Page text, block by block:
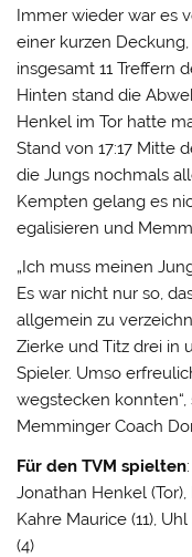
Immer wieder war es
einer kurzen
insgesamt 11 Treffern
Hinten stand die
Henkel im Tor hatte
Stand von 17:17 Mitte
die Jungs nochmals
Kempten gelang es
egalisieren und
„Ich muss meinen
Es war nicht nur so,
allgemein zu
Zierke und Titz drei in
Spieler. Umso
wegstecken
Memminger Coach
Für den TVM spielten:
Jonathan Henkel
Kahre Maurice (11),
(4)